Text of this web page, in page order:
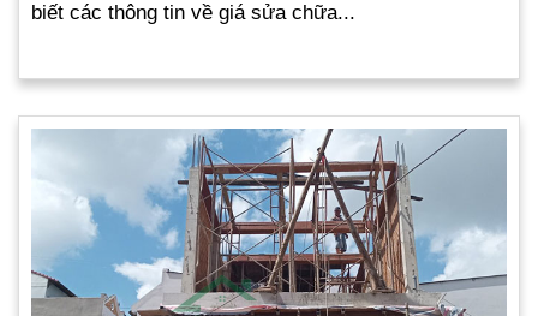
biết các thông tin về giá sửa chữa...